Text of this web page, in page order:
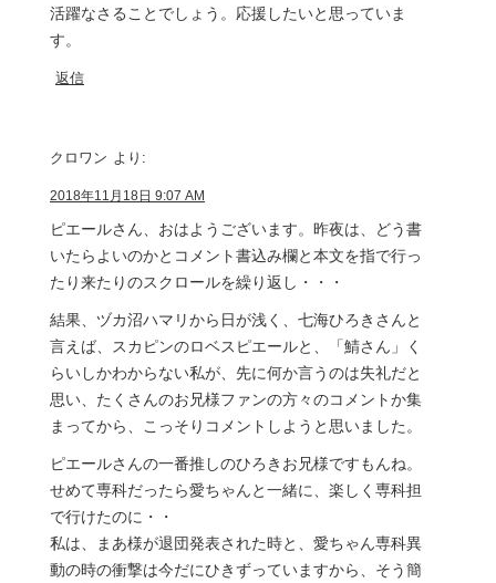
活躍なさることでしょう。応援したいと思っていま
す。
返信
クロワン より:
2018年11月18日 9:07 AM
ピエールさん、おはようございます。昨夜は、どう書
いたらよいのかとコメント書込み欄と本文を指で行っ
たり来たりのスクロールを繰り返し・・・
結果、ヅカ沼ハマリから日が浅く、七海ひろきさんと
言えば、スカピンのロベスピエールと、「鯖さん」く
らいしかわからない私が、先に何か言うのは失礼だと
思い、たくさんのお兄様ファンの方々のコメントか集
まってから、こっそりコメントしようと思いました。
ピエールさんの一番推しのひろきお兄様ですもんね。
せめて専科だったら愛ちゃんと一緒に、楽しく専科担
で行けたのに・・
私は、まあ様が退団発表された時と、愛ちゃん専科異
動の時の衝撃は今だにひきずっていますから、そう簡